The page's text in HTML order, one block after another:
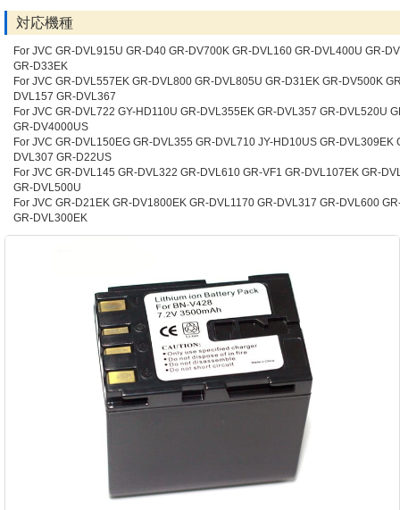
対応機種
For JVC GR-DVL915U GR-D40 GR-DV700K GR-DVL160 GR-DVL400U GR-
GR-D33EK
For JVC GR-DVL557EK GR-DVL800 GR-DVL805U GR-D31EK GR-DV500K
DVL157 GR-DVL367
For JVC GR-DVL722 GY-HD110U GR-DVL355EK GR-DVL357 GR-DVL520U
GR-DV4000US
For JVC GR-DVL150EG GR-DVL355 GR-DVL710 JY-HD10US GR-DVL309EK
DVL307 GR-D22US
For JVC GR-DVL145 GR-DVL322 GR-DVL610 GR-VF1 GR-DVL107EK GR-
GR-DVL500U
For JVC GR-D21EK GR-DV1800EK GR-DVL1170 GR-DVL317 GR-DVL600
GR-DVL300EK